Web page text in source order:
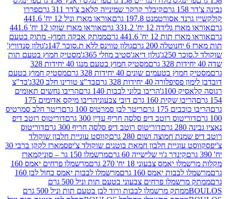
קיבלר קרקר שמינייה קלאב צ'דר 311 גרם
פררו
197.8 גרם
אוראו מארז וניל 12 יח' 441.6
12 יח' 331.2 גרם
אוראו מארז שוקו 12 יח' 441.6
12 יח' 441.6 גרם
ממתק אבקה חמוץ- מתוק בטעם
נוטלה 200 גרם
גולון טווינס ללא ת.סוכר 147ג'
גולון סנדוויץ'
250ג'
גולון דיאג'סטיב מוזלי 365ג'
מסטיק חמוץ בטעם תות
מסטיק חמוץ בטעם מנגו 40 יחידות 328
בטעמים שונים 40 יחידות 328 גרם
מסטיק חמוץ בטעם
40 יחידות 328 גרם
בד"צ טורינו חלב 320ג'
בד"צ
הריבו בלוני לבבות 140 גרם
הריבו נחשים תאומים
160 גרם דובי צבעוני
הריבו מיקס אדומים 175
175 גרם
ריטר לבן סמרטיס 100 גרם
ריטר חלב סמרטיס
רוטב דיפ סלסה חריף עדין 300 גרם
דוריטוס רוטב דיפ
דוריטוס רוטב דיפ סלסה חריף 300 גרם
דוריטוס
חמוצה ושום 280 גרם
קווסט עוגיית חלבון שוקולד
עוגיית חלבון חמאת בוטנים שוקולד צ'יפס
מארז לקקן ברבי 30
קינדר ג'וי שלישייה 60 גרם
מרשמלו 150 גר – סוניק
מארז
צבעוני 18 יח' 270 גרם
מרשמלו פרחים יאמס 160
יאמס 160 גרם
מרשמלו לבבות יאמס כחול לבן 160
ממתק מרשמלו פרחים צבעוני בטעם תות וניל 500 גרם
ממתק מרשמלו לבבות ורוד לבן בטעם תות וניל 500 גרם